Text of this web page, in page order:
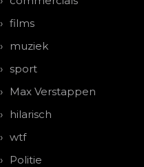
films
muziek
sport
Max Verstappen
hilarisch
wtf
Politie